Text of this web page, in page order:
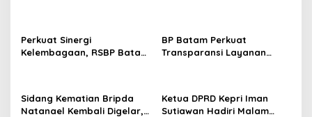
Perkuat Sinergi
Kelembagaan, RSBP Batam
BP Batam Perkuat
Transparansi Layanan
Sidang Kematian Bripda
Natanael Kembali Digelar,
Ketua DPRD Kepri Iman
Sutiawan Hadiri Malam